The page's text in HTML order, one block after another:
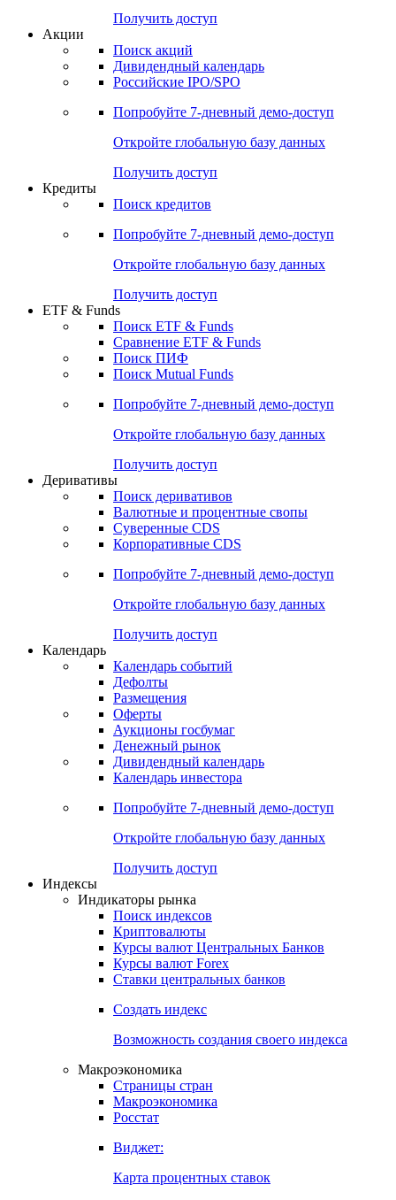
Получить доступ
Акции
Поиск акций
Дивидендный календарь
Российские IPO/SPO
Попробуйте 7-дневный демо-доступ
Откройте глобальную базу данных
Получить доступ
Кредиты
Поиск кредитов
Попробуйте 7-дневный демо-доступ
Откройте глобальную базу данных
Получить доступ
ETF & Funds
Поиск ETF & Funds
Сравнение ETF & Funds
Поиск ПИФ
Поиск Mutual Funds
Попробуйте 7-дневный демо-доступ
Откройте глобальную базу данных
Получить доступ
Деривативы
Поиск деривативов
Валютные и процентные свопы
Суверенные CDS
Корпоративные CDS
Попробуйте 7-дневный демо-доступ
Откройте глобальную базу данных
Получить доступ
Календарь
Календарь событий
Дефолты
Размещения
Оферты
Аукционы госбумаг
Денежный рынок
Дивидендный календарь
Календарь инвестора
Попробуйте 7-дневный демо-доступ
Откройте глобальную базу данных
Получить доступ
Индексы
Индикаторы рынка
Поиск индексов
Криптовалюты
Курсы валют Центральных Банков
Курсы валют Forex
Ставки центральных банков
Создать индекс
Возможность создания своего индекса
Макроэкономика
Страницы стран
Макроэкономика
Росстат
Виджет:
Карта процентных ставок